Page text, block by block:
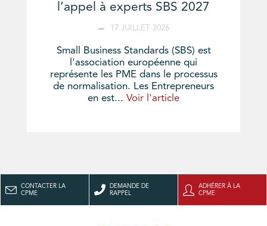
l’appel à experts SBS 2027
17 JUILLET 2026
Small Business Standards (SBS) est
l'association européenne qui
représente les PME dans le processus
de normalisation. Les Entrepreneurs
en est... Voir l'article
CONTACTER LA
CPME
DEMANDE DE
RAPPEL
ADHÉRER À LA
CPME